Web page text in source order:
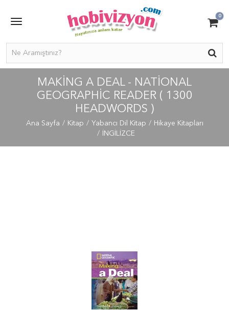
0
MAKING A DEAL - NATIONAL
GEOGRAPHIC READER ( 1300
HEADWORDS )
Ana Sayfa Kitap Yabancı Dil Kitap
Hikaye Kitapları
İNGİLİZCE